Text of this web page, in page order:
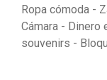
Ropa cómoda -
Cámara - Dinero
souvenirs -